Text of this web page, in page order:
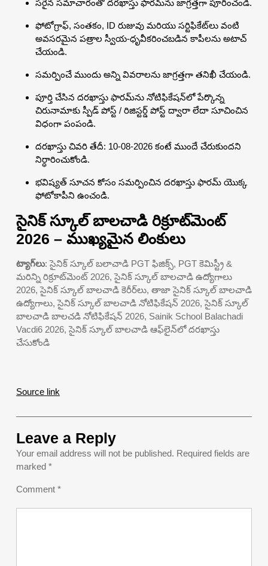
సరైన సమాచారంతో దరఖాస్తు ఫారమ్‌ను జాగ్రత్తగా పూరించండి.
ఫోటోగ్రాఫ్, సంతకం, ID రుజువు మరియు సర్టిఫికేట్‌లు వంటి
అవసరమైన పత్రాల స్వీయ-ధృవీకరించబడిన కాపీలను అటాచ్
చేయండి.
సమర్పించే ముందు అన్ని వివరాలను జాగ్రత్తగా తనిఖీ చేయండి.
పూర్తి చేసిన దరఖాస్తు ఫారమ్‌ను నోటిఫికేషన్‌లో పేర్కొన్న
చిరునామాకు స్పీడ్ పోస్ట్ / రిజిస్టర్డ్ పోస్ట్ ద్వారా లేదా సూచించిన
విధంగా పంపండి.
దరఖాస్తు చివరి తేదీ: 10-08-2026 కంటే ముందే చేరుకుందని
నిర్ధారించుకోండి.
భవిష్యత్ సూచన కోసం సమర్పించిన దరఖాస్తు ఫారమ్ యొక్క
ఫోటోకాపీని ఉంచండి.
సైనిక్ స్కూల్ బాలచాడి రిక్రూట్‌మెంట్
2026 – ముఖ్యమైన లింకులు
ట్యాగ్‌లు: సైనిక్ స్కూల్ బలాచాడి PGT ఫిజిక్స్, PGT కెమిస్ట్రీ &
మరిన్ని రిక్రూట్‌మెంట్ 2026, సైనిక్ స్కూల్ బాలచాడి ఉద్యోగాలు
2026, సైనిక్ స్కూల్ బాలచాడి కెరీర్‌లు, తాజా సైనిక్ స్కూల్ బాలచాడి
ఉద్యోగాలు, సైనిక్ స్కూల్ బాలచాడి నోటిఫికేషన్ 2026, సైనిక్ స్కూల్
బాలచాడి బాలచడి నోటిఫికేషన్ 2026, Sainik School Balachadi
Vacdi6 2026, సైనిక్ స్కూల్ బాలచాడి ఆఫ్‌లైన్‌లో దరఖాస్తు
చేసుకోండి
Source link
Leave a Reply
Your email address will not be published. Required fields are
marked *
Comment *